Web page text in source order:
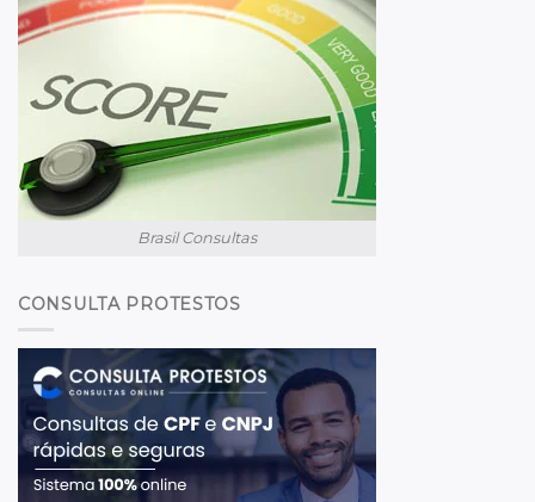
Brasil Consultas
CONSULTA PROTESTOS